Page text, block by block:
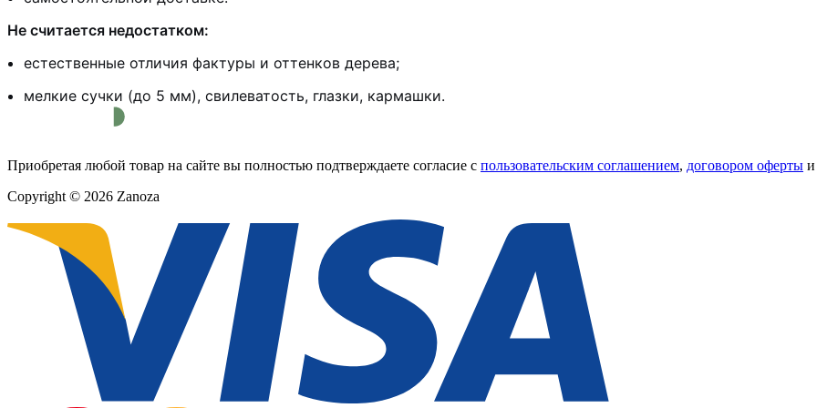
Не считается недостатком:
естественные отличия фактуры и оттенков дерева;
мелкие сучки (до 5 мм), свилеватость, глазки, кармашки.
Приобретая любой товар на сайте вы полностью подтверждаете согласие с пользовательским соглашением, договором оферты
Copyright © 2026 Zanoza